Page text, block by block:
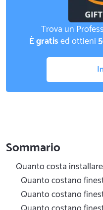
Trova un
È gratised ottieni
Sommario
Quanto costa
Quanto costano
Quanto costano